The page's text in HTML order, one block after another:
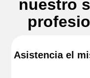
nuestro
Asistencia el